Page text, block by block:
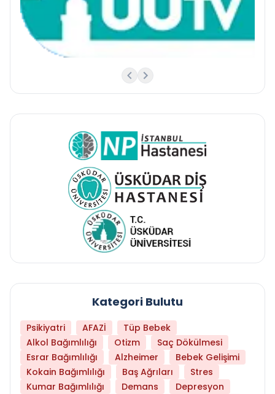
Kategori Bulutu
Psikiyatri AFAZİ
Tüp Bebek
Alkol Bağımlılığı
Otizm
Saç Dökülmesi
Esrar Bağımlılığı
Alzheimer
Bebek Gelişimi
Kokain Bağımlılığı
Baş Ağrıları
Stres
Kumar Bağımlılığı
Demans
Depresyon